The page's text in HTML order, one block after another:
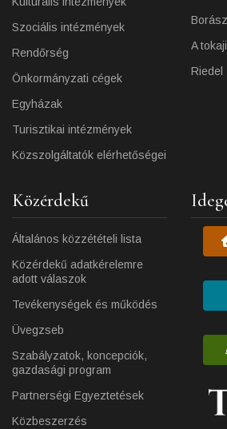
Szociális intézmények
Rendőrség
Önkormányzati cégek
Egyházak
Turisztikai intézmények
Közszolgáltatók elérhetőségei
A
Riedel
Közérdekű
Általános közzétételi lista
Közérdekű adatkérelemre
adott válaszok
Tevékenységek és működés
Üvegzseb
Szabályzatok, koncepciók,
gazdasági program
Partnerségi Egyeztetések
Közbeszerzés